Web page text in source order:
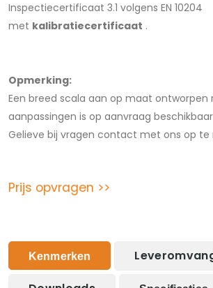
Inspectiecertificaat 3.1 volgens EN 10204
met kalibratiecertificaat .
Opmerking:
Een breed scala aan op maat ontworpen
aanpassingen is op aanvraag
Gelieve bij vragen contact met ons op te
Prijs opvragen >>
Kenmerken